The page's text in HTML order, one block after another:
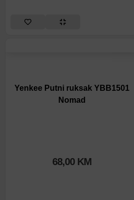
Yenkee Putni ruksak YBB1501
Nomad
68,00 KM